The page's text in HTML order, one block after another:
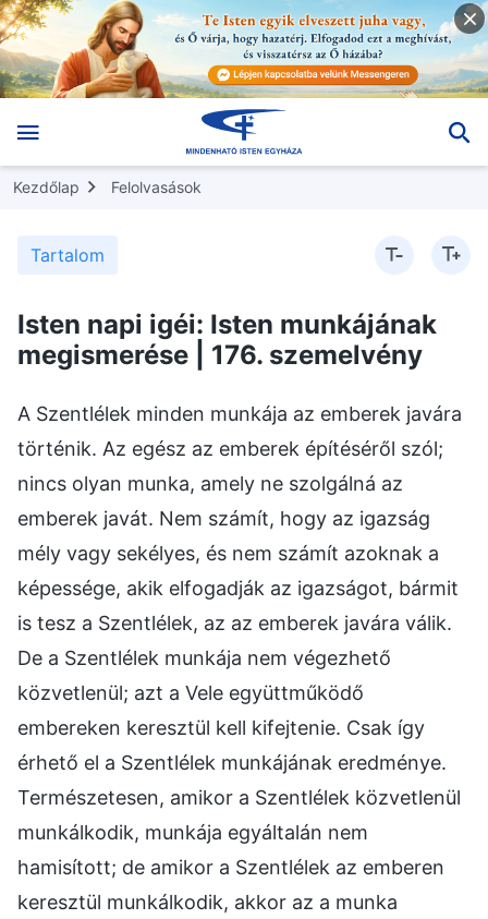
Kezdőlap Felolvasások
Tartalom
Isten napi igéi: Isten munkájának
megismerése | 176. szemelvény
A Szentlélek minden munkája az emberek javára
történik. Az egész az emberek építéséről szól;
nincs olyan munka, amely ne szolgálná az
emberek javát. Nem számít, hogy az igazság
mély vagy sekélyes, és nem számít azoknak a
képessége, akik elfogadják az igazságot, bármit
is tesz a Szentlélek, az az emberek javára válik.
De a Szentlélek munkája nem végezhető
közvetlenül; azt a Vele együttműködő
embereken keresztül kell kifejtenie. Csak így
érhető el a Szentlélek munkájának eredménye.
Természetesen, amikor a Szentlélek közvetlenül
munkálkodik, munkája egyáltalán nem
hamisított; de amikor a Szentlélek az emberen
keresztül munkálkodik, akkor az a munka